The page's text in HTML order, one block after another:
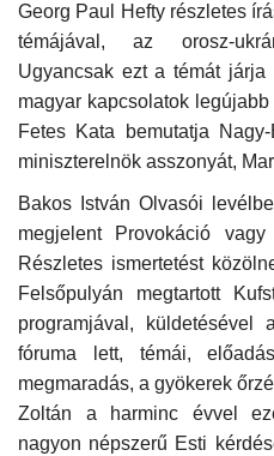
Sport
Sajtó
Rendezvény
Humor
Napló postája
Galéria
Újság Archívum
Georg Paul Hefty részletes
témájával, az orosz-
Ugyancsak ezt a témát
magyar kapcsolatok
Fetes Kata bemutatja
miniszterelnök asszonyát,
Bakos István Olvasói
megjelent Provokáció
Részletes ismertetést
Felsőpulyán megtartott
programjával, küldetésével
fóruma lett, témái,
megmaradás, a gyökerek
Zoltán a harminc évvel
nagyon népszerű Esti